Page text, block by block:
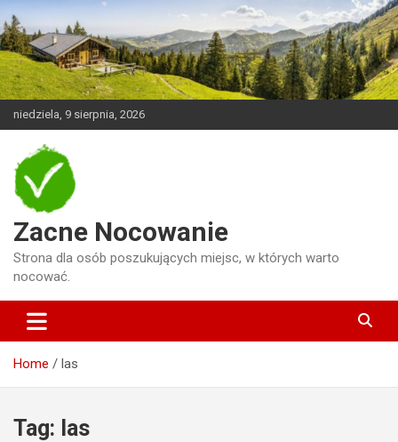
Skip
to
content
niedziela, 9 sierpnia, 2026
Zacne Nocowanie
Strona dla osób poszukujących miejsc, w których warto
nocować.
Home las
Tag: las